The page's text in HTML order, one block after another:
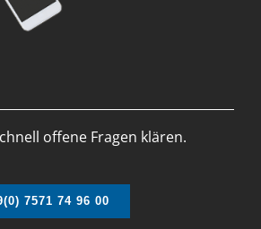
offene Fragen klären.
7571 74 96 00